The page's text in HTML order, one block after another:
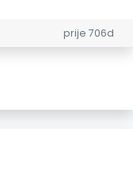
prije 706d